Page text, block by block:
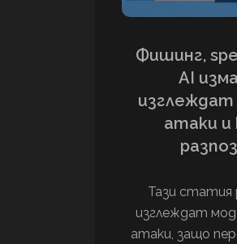
Фишинг,
AI
атаки и
Тази статия
изглеждат
атаки, защо